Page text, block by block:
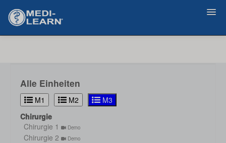
Alle Einheiten
M1 M2
M3
Chirurgie
Chirurgie 1
Demo
Chirurgie 2 Demo